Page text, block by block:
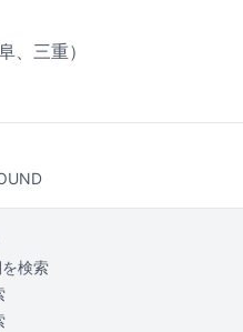
、三重）
検索